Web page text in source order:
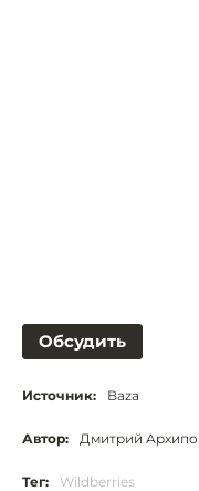
Обсудить
Источник: Baza
Автор: Дмитрий
Тег: Wildberries